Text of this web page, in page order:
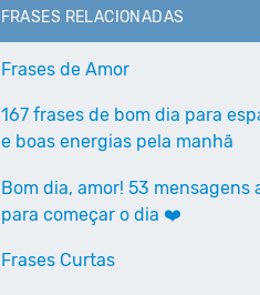
FRASES RELACIONADAS
Frases de Amor
167 frases de bom dia para
e boas energias pela manhã
Bom dia, amor! 53 mensagens
para começar o dia ❤️
Frases Curtas